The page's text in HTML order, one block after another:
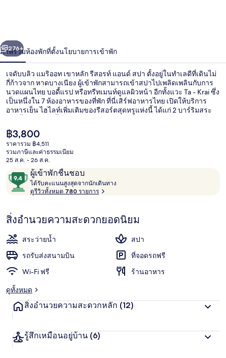
ออท
เขา
หลัก
สอรท์
แอนด์
สปา
า
ถัดไป
276+
ภาพรวมห้องพักที่ตั้งนโยบายการเข้าพัก
เจดับบลิว แมริออท เขาหลัก รีสอรท์ แอนด์ สปา ตั้งอยู่ในทำเลดีที่เดินไม่
กี่ก้าวจาก หาดบางเนียง ผู้เข้าพักสามารถเข้าสปาไปเพลิดเพลินกับการ
นวดแผนไทย บอดี้แรป หรือทรีทเมนท์ดูแลผิวหน้า อีกทั้งแวะ Ta - Krai ซึ่ง
เป็นหนึ่งใน 7 ห้องอาหารของที่พัก ที่นี่เสิร์ฟอาหารไทย เปิดให้บริการ
อาหารเย็น ไฮไลท์เพิ่มเติมของรีสอร์ตสุดหรูแห่งนี้ ได้แก่ 2 บาร์ริมสระ
พนักงาน
ราคา
ปัจจุบัน
฿3,800
฿3,800
ราคารวม ฿4,511
รวมภาษีและค่าธรรมเนียม
25 ส.ค. - 26 ส.ค.
รีวิว ผู้เข้าพักชื่นชอบ
9.4
จาก
10,
เข้า
ชอบ
ได้รับคะแนนสูงสุดจากนักเดินทาง
ค
แ
น
น
ง
จ
า
ดูรีวิวทั้งหมด 780 รายการ
สิ่งอำนวยความสะดวกยอดนิยม
สระว่ายน้ำ
สปา
รถรับส่งสนามบิน
ที่จอดรถฟรี
Wi-Fi ฟรี
ร้านอาหาร
ดูทั้งหมด
สิ่งอำนวยความสะดวกหลัก (12)
รู้สึกเหมือนอยู่บ้าน (6)